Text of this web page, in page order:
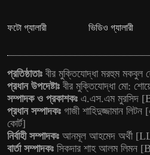
ফটো গ্যালারী ভিডিও গ্যালারী
প্রতিষ্ঠাতাঃ বীর মুক্তিযোদ্ধা মরহুম মকবুল
প্রধান উপদেষ্টাঃ বীর মুক্তিযোদ্ধা মো:
সম্পাদক ও প্রকাশকঃ এ.এস.এম মুরসিদ
প্রধান সম্পাদকঃ গাজী শাহিদুজ্জামান
কোর্ট]
নির্বাহী সম্পাদকঃ আনমূল আহমেদ অর্থী
বার্তা সম্পাদকঃ সিকদার শাহ আলম লিমন